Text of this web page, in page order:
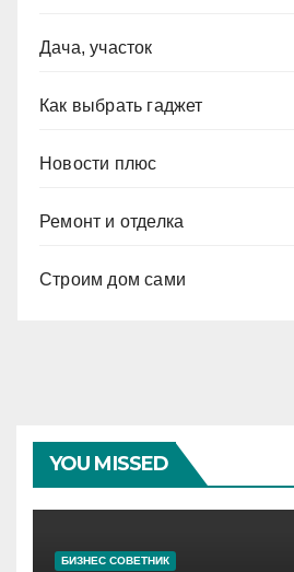
Дача, участок
Как выбрать гаджет
Новости плюс
Ремонт и отделка
Строим дом сами
YOU MISSED
БИЗНЕС СОВЕТНИК